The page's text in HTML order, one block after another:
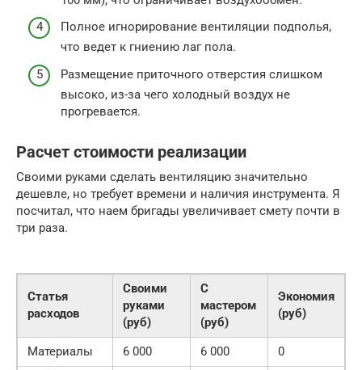
Полное игнорирование вентиляции подполья,
что ведет к гниению лаг пола.
Размещение приточного отверстия слишком
высоко, из-за чего холодный воздух не
прогревается.
Расчет стоимости реализации
Своими руками сделать вентиляцию значительно
дешевле, но требует времени и наличия инструмента. Я
посчитал, что наем бригады увеличивает смету почти в
три раза.
Статья
расходов
Своими
руками
(руб)
С
мастером
(руб)
Экономия
(руб)
Материалы 6 000 6 000
0